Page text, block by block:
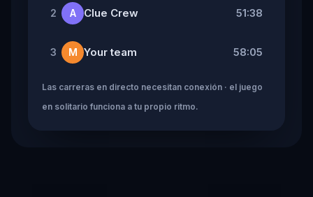
2 A Clue Crew 51:38
3 M Your team 58:05
Las carreras en directo necesitan conexión · el juego
en solitario funciona a tu propio ritmo.